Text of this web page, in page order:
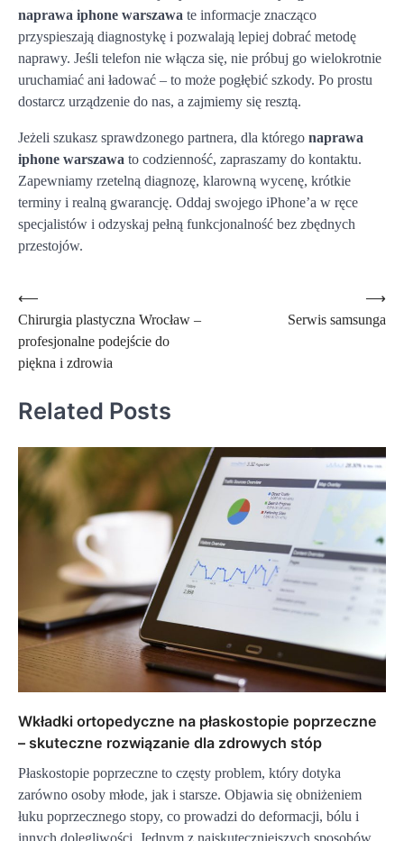
naprawa iphone warszawa te informacje znacząco
przyspieszają diagnostykę i pozwalają lepiej dobrać metodę
naprawy. Jeśli telefon nie włącza się, nie próbuj go wielokrotnie
uruchamiać ani ładować – to może pogłębić szkody. Po prostu
dostarcz urządzenie do nas, a zajmiemy się resztą.
Jeżeli szukasz sprawdzonego partnera, dla którego naprawa
iphone warszawa to codzienność, zapraszamy do kontaktu.
Zapewniamy rzetelną diagnozę, klarowną wycenę, krótkie
terminy i realną gwarancję. Oddaj swojego iPhone’a w ręce
specjalistów i odzyskaj pełną funkcjonalność bez zbędnych
przestojów.
Nawigacja
wpisu
⟵
Chirurgia plastyczna Wrocław –
profesjonalne podejście do
piękna i zdrowia
Serwis samsunga
⟶
Related Posts
Wkładki ortopedyczne na płaskostopie poprzeczne
– skuteczne rozwiązanie dla zdrowych stóp
Płaskostopie poprzeczne to częsty problem, który dotyka
zarówno osoby młode, jak i starsze. Objawia się obniżeniem
łuku poprzecznego stopy, co prowadzi do deformacji, bólu i
innych dolegliwości. Jednym z najskuteczniejszych sposobów